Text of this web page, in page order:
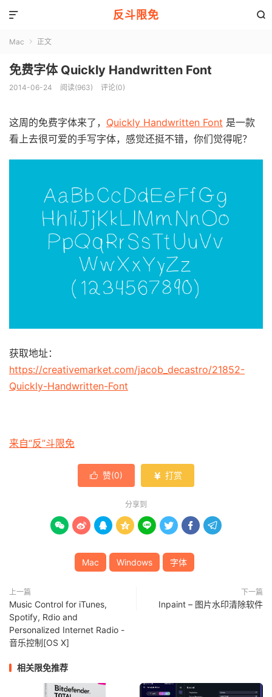
反斗限免 

Mac  正文
免费字体 Quickly Handwritten Font
2014-06-24 阅读(963) 评论(0)
这周的免费字体来了， Quickly Handwritten Font 是一款
看上去很可爱的手写字体，感觉还挺不错，你们觉得呢？
获取地址：
https://creativemarket.com/jacob_decastro/21852-
Quickly-Handwritten-Font
来自“反”斗限免
 赞(0)  打赏
分享到
       
Mac Windows 字体
上一篇
Music Control for iTunes,
Spotify, Rdio and
Personalized Internet Radio -
音乐控制[OS X]
下一篇
Inpaint – 图片水印清除软件
相关限免推荐